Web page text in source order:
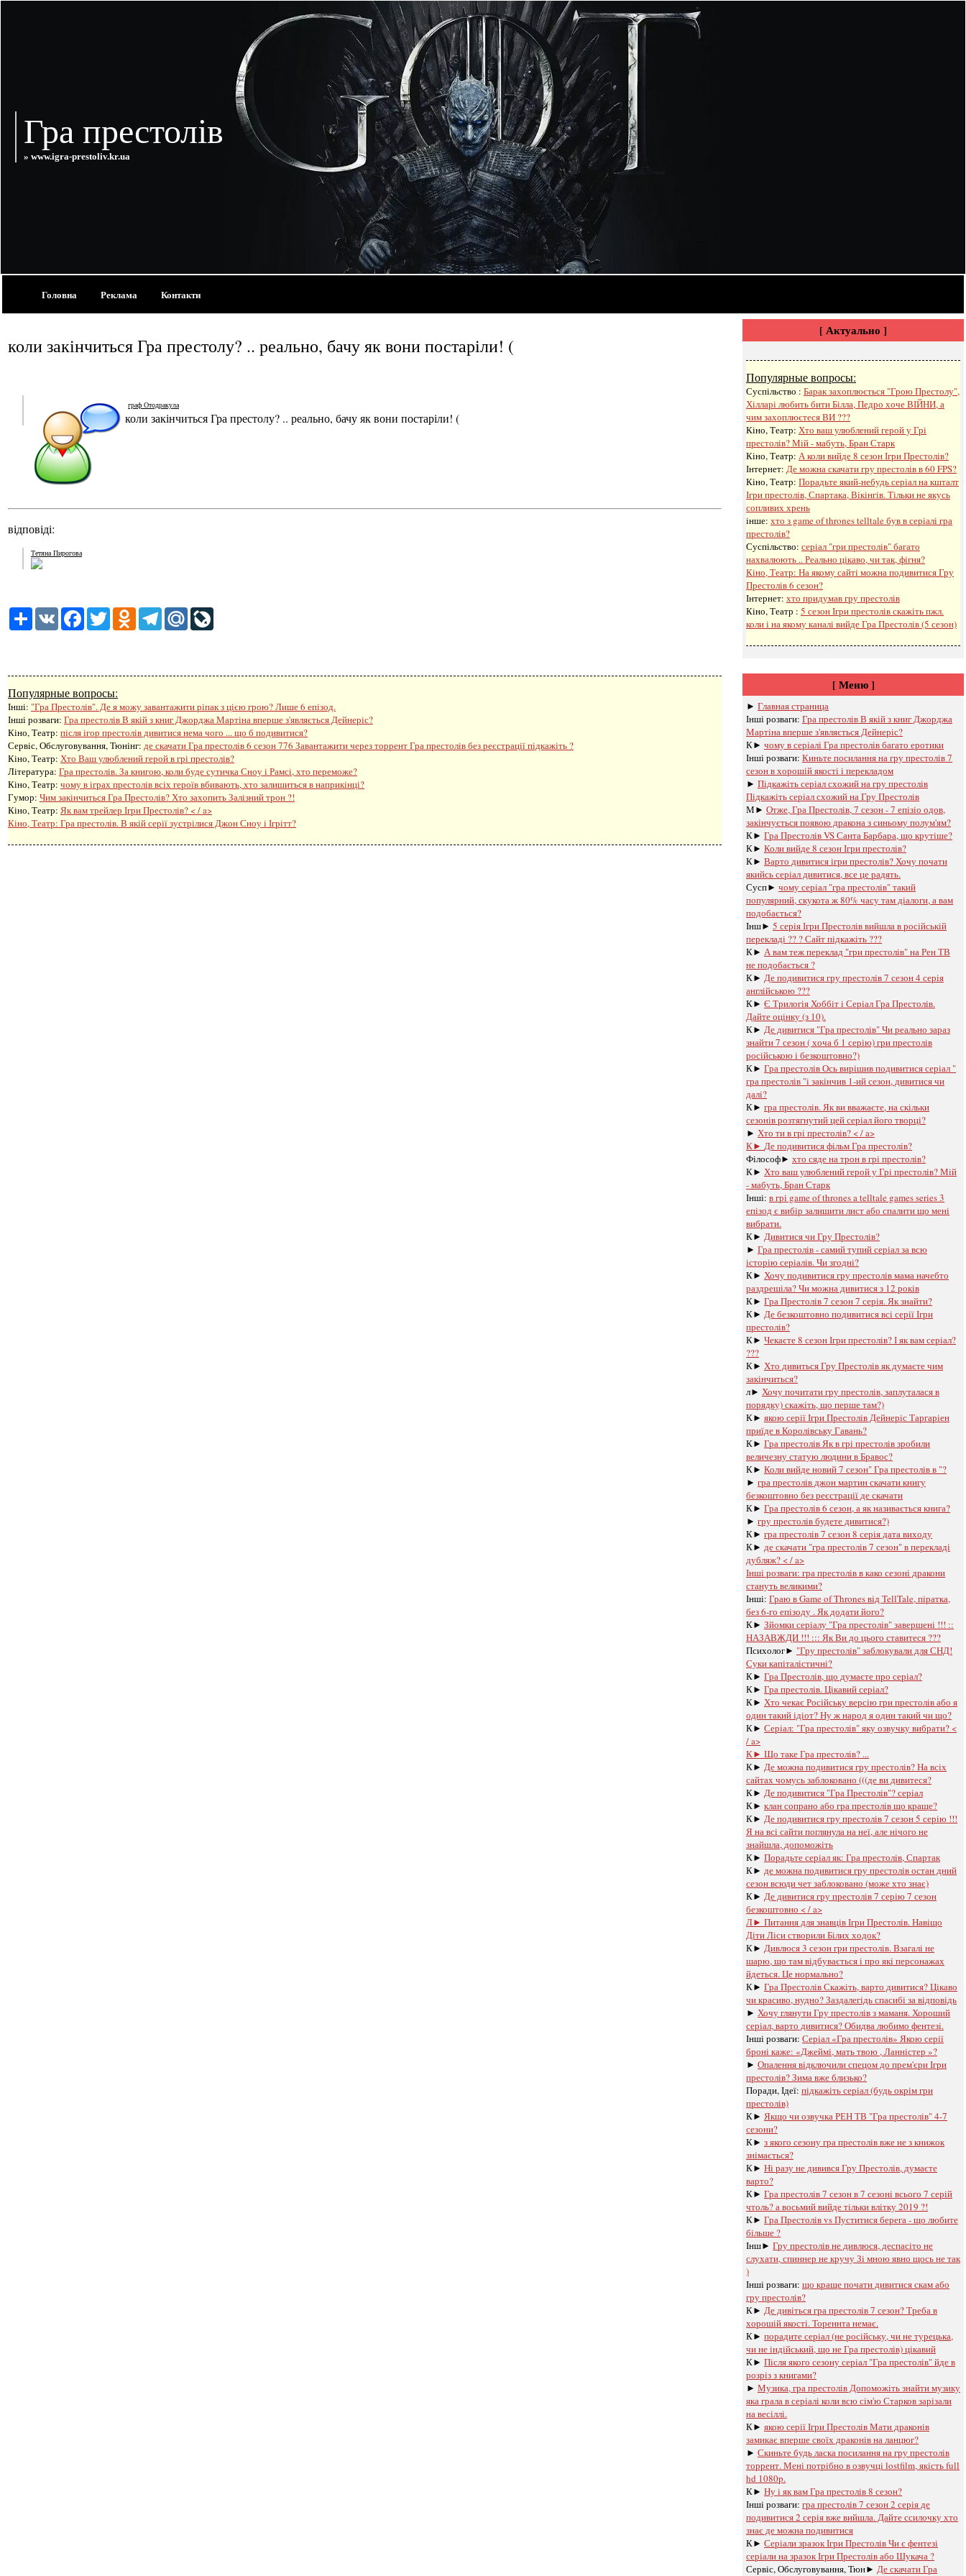
Гра престолів
» www.igra-prestoliv.kr.ua
Головна Реклама Контакти
коли закінчиться Гра престолу? .. реально, бачу як вони постаріли! (
граф Отодракула
коли закінчиться Гра престолу? .. реально, бачу як вони постаріли! (
відповіді:
Тетяна Пирогова
ShareVK FacebookTwitterOdnoklassniki
TelegramMail.Ru
Популярные вопросы:
Інші: "Гра Престолів". Де я можу завантажити ріпак з цією грою? Лише 6 епізод.
Інші розваги: ​​ Гра престолів В якій з книг Джорджа Мартіна вперше з'являється Дейнеріс?
Кіно, Театр: після ігор престолів дивитися нема чого ... що б подивитися?
Сервіс, Обслуговування, Тюнінг: де скачати Гра престолів 6 сезон 776 Завантажити через торрент Гра престолів без реєстрації підкажіть ?
Кіно, Театр: Хто Ваш улюблений герой в грі престолів?
Література: Гра престолів. За книгою, коли буде сутичка Сноу і Рамсі, хто переможе?
Кіно, Театр: чому в іграх престолів всіх героїв вбивають, хто залишиться в наприкінці?
Гумор: Чим закінчиться Гра Престолів? Хто захопить Залізний трон ?!
Кіно, Театр: Як вам трейлер Ігри Престолів? < / a>
Кіно, Театр: Гра престолів. В якій серії зустрілися Джон Сноу і Ігрітт?
[ Актуально ]
Популярные вопросы:
Суспільство :Барак захоплюється "Грою Престолу",
Хілларі любить бити Білла, Педро хоче ВІЙНИ, а
чим захоплюєтеся ВИ ???
Кіно, Театр:Хто ваш улюблений герой у Грі
престолів? Мій - мабуть, Бран Старк
Кіно, Театр:А коли вийде 8 сезон Ігри Престолів?
Інтернет:Де можна скачати гру престолів в 60 FPS?
Кіно, Театр:Порадьте який-небудь серіал на кшталт
Ігри престолів, Спартака, Вікінгів. Тільки не якусь
сопливих хрень
інше:хто з game of thrones telltale був в серіалі гра
престолів?
Суспільство:серіал "гри престолів" багато
нахвалюють .. Реально цікаво, чи так, фігня?
Кіно, Театр:На якому сайті можна подивитися Гру
Престолів 6 сезон?
Інтернет:хто придумав гру престолів
Кіно, Театр :5 сезон Ігри престолів скажіть пжл.
коли і на якому каналі вийде Гра Престолів (5 сезон)
[ Меню ]
►Главная страница
Інші розваги: ​​Гра престолів В якій з книг Джорджа
Мартіна вперше з'являється Дейнеріс?
К►чому в серіалі Гра престолів багато еротики
Інші розваги: ​​Киньте посилання на гру престолів 7
сезон в хорошій якості і перекладом
►Підкажіть серіал схожий на гру престолів
Підкажіть серіал схожий на Гру Престолів
М►Отже, Гра Престолів, 7 сезон - 7 епізіо одов,
закінчується появою дракона з синьому полум'ям?
К►Гра Престолів VS Санта Барбара, що крутіше?
К►Коли вийде 8 сезон Ігри престолів?
К►Варто дивитися ігри престолів? Хочу почати
якийсь серіал дивитися, все це радять.
Сусп►чому серіал "гра престолів" такий
популярний, скукота ж 80% часу там діалоги, а вам
подобається?
Інш►5 серія Ігри Престолів вийшла в російській
перекладі ?? ? Сайт підкажіть ???
К►А вам теж переклад "гри престолів" на Рен ТВ
не подобається ?
К►Де подивитися гру престолів 7 сезон 4 серія
англійською ???
К►Є Трилогія Хоббіт і Серіал Гра Престолів.
Дайте оцінку (з 10).
К►Де дивитися "Гра престолів" Чи реально зараз
знайти 7 сезон ( хоча б 1 серію) гри престолів
російською і безкоштовно?)
К►Гра престолів Ось вирішив подивитися серіал "
гра престолів "і закінчив 1-ий сезон, дивитися чи
далі?
К►гра престолів. Як ви вважаєте, на скільки
сезонів розтягнутий цей серіал його творці?
►Хто ти в грі престолів? < / a>
К►Де подивитися фільм Гра престолів?
Філософ►хто сяде на трон в грі престолів?
К►Хто ваш улюблений герой у Грі престолів? Мій
- мабуть, Бран Старк
Інші:в грі game of thrones a telltale games series 3
епізод є вибір залишити лист або спалити що мені
вибрати.
К►Дивитися чи Гру Престолів?
►Гра престолів - самий тупий серіал за всю
історію серіалів. Чи згодні?
К►Хочу подивитися гру престолів мама начебто
раздрешіла? Чи можна дивитися з 12 років
К►Гра Престолів 7 сезон 7 серія. Як знайти?
К►Де безкоштовно подивитися всі серії Ігри
престолів?
К►Чекаєте 8 сезон Ігри престолів? І як вам серіал?
???
К►Хто дивиться Гру Престолів як думаєте чим
закінчиться?
л►Хочу почитати гру престолів, заплуталася в
порядку) скажіть, що перше там?)
К►якою серії Ігри Престолів Дейнеріс Таргаріен
приїде в Королівську Гавань?
К►Гра престолів Як в грі престолів зробили
величезну статую людини в Бравос?
К►Коли вийде новий 7 сезон" Гра престолів в "?
►гра престолів джон мартин скачати книгу
безкоштовно без реєстрації де скачати
К►Гра престолів 6 сезон, а як називається книга?
►гру престолів будете дивитися?)
К►гра престолів 7 сезон 8 серія дата виходу
К►де скачати "гра престолів 7 сезон" в перекладі
дубляж? < / a>
Інші розваги: ​​гра престолів в како сезоні дракони
стануть великими?
Інші:Граю в Game of Thrones від TellTale, піратка,
без 6-го епізоду . Як додати його?
К►Зйомки серіалу "Гра престолів" завершені !!! ::
НАЗАВЖДИ !!! ::: Як Ви до цього ставитеся ???
Психолог► "Гру престолів" заблокували для СНД!
Суки капіталістичні?
К►Гра Престолів, що думаєте про серіал?
К►Гра престолів. Цікавий серіал?
К►Хто чекає Російську версію гри престолів або я
один такий ідіот? Ну ж народ я один такий чи що?
К►Серіал: "Гра престолів" яку озвучку вибрати? <
/ a>
К►Що таке Гра престолів? ...
К►Де можна подивитися гру престолів? На всіх
сайтах чомусь заблоковано (((де ви дивитеся?
К►Де подивитися "Гра Престолів"? серіал
К►клан сопрано або гра престолів що краще?
К►Де подивитися гру престолів 7 сезон 5 серію !!!
Я на всі сайти поглянула на неї, але нічого не
знайшла, допоможіть
К►Порадьте серіал як: Гра престолів, Спартак
К►де можна подивитися гру престолів остан дний
сезон всюди чет заблоковано (може хто знає)
К►Де дивитися гру престолів 7 серію 7 сезон
безкоштовно < / a>
Л►Питання для знавців Ігри Престолів. Навіщо
Діти Ліси створили Білих ходок?
К►Дивлюся 3 сезон гри престолів. Взагалі не
шарю, що там відбувається і про які персонажах
йдеться. Це нормально?
К►Гра Престолів Скажіть, варто дивитися? Цікаво
чи красиво, нудно? Заздалегідь спасибі за відповідь
►Хочу глянути Гру престолів з маманя. Хороший
серіал, варто дивитися? Обидва любимо фентезі.
Інші розваги: ​​Серіал «Гра престолів» Якою серії
броні каже: «Джеймі, мать твою , Ланністер »?
►Опалення відключили спецом до прем'єри Ігри
престолів? Зима вже близько?
Поради, Ідеї:підкажіть серіал (будь окрім гри
престолів)
К►Якщо чи озвучка РЕН ТВ "Гра престолів" 4-7
сезони?
К►з якого сезону гра престолів вже не з книжок
знімається?
К►Ні разу не дивився Гру Престолів, думаєте
варто?
К►Гра престолів 7 сезон в 7 сезоні всього 7 серій
чтоль? а восьмий вийде тільки влітку 2019 ?!
К►Гра Престолів vs Пуститися берега - що любите
більше ?
Інш►Гру престолів не дивлюся, деспасіто не
слухати, спиннер не кручу Зі мною явно щось не так
)
Інші розваги: ​​що краще почати дивитися скам або
гру престолів?
К►Де дивіться гра престолів 7 сезон? Треба в
хорошій якості. Тореннта немає.
К►порадите серіал (не російську, чи не турецька,
чи не індійський, що не Гра престолів) цікавий
К►Після якого сезону серіал "Гра престолів" йде в
розріз з книгами?
►Музика, гра престолів Допоможіть знайти музику
яка грала в серіалі коли всю сім'ю Старков зарізали
на весіллі.
К►якою серії Ігри Престолів Мати драконів
замикає вперше своїх драконів на ланцюг?
►Скиньте будь ласка посилання на гру престолів
торрент. Мені потрібно в озвучці lostfilm, якість full
hd 1080p.
К►Ну і як вам Гра престолів 8 сезон?
Інші розваги: ​​гра престолів 7 сезон 2 серія де
подивитися 2 серія вже вийшла. Дайте ссилочку хто
знає де можна подивитися
К►Серіали зразок Ігри Престолів Чи є фентезі
серіали на зразок Ігри Престолів або Шукача ?
Сервіс, Обслуговування, Тюн►Де скачати Гра